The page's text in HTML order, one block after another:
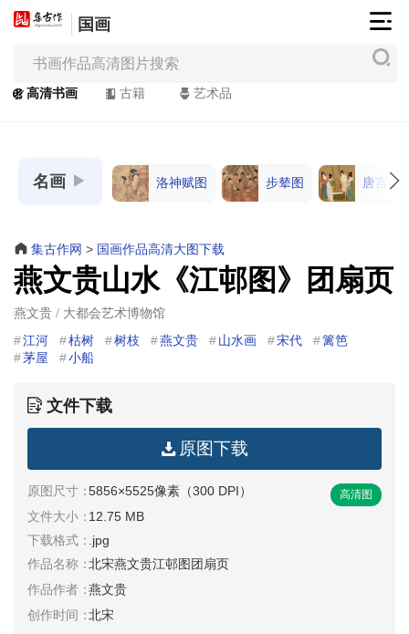
国画
高清书画 古籍 艺术品
名画 洛神赋图 步辇图 唐宫仕
集古作网 > 国画作品高清大图下载
燕文贵山水《江邨图》团扇页
燕文贵 / 大都会艺术博物馆
江河 枯树 树枝 燕文贵 山水画 宋代
篱笆
茅屋
小船
文件下载
原图下载
原图尺寸：5856×5525像素（300 DPI） 高清图
文件大小：12.75 MB
下载格式： .jpg
作品名称：北宋燕文贵江邨图团扇页
作品作者：燕文贵
创作时间：北宋
古
作
网
书
画
/
Painting
&
Calligraphy
高
清
书
法
家
高
清